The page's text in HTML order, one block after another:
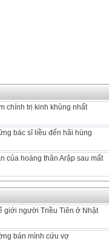
chính trị kinh khủng nhất
bác sĩ liều đến hãi hùng
của hoàng thân Arập sau mất
giới người Triều Tiên ở Nhật
bán mình cứu vợ